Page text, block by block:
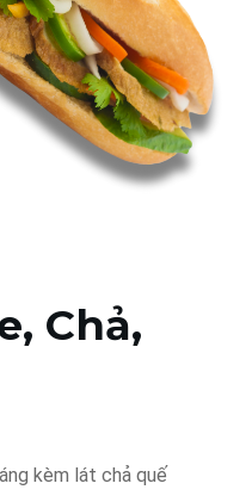
Chả,
kèm lát chả quế